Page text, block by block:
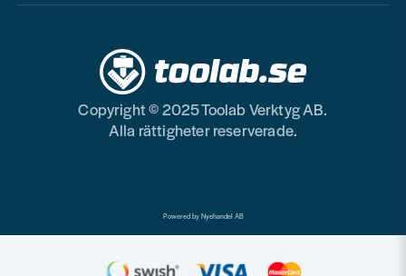
Copyright © 2025 Toolab Verktyg AB.
Alla rättigheter reserverade.
Powered by Nyehandel AB